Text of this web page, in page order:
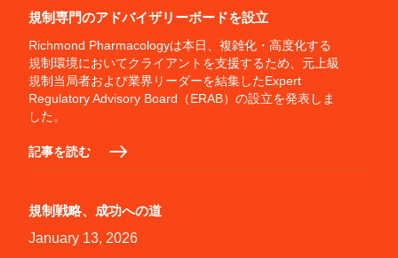
規制専門のアドバイザリーボードを設立
Richmond Pharmacologyは本日、複雑化・高度化する
規制環境においてクライアントを支援するため、元上級
規制当局者および業界リーダーを結集したExpert
Regulatory Advisory Board（ERAB）の設立を発表しま
した。
記事を読む
規制戦略、成功への道
January 13, 2026